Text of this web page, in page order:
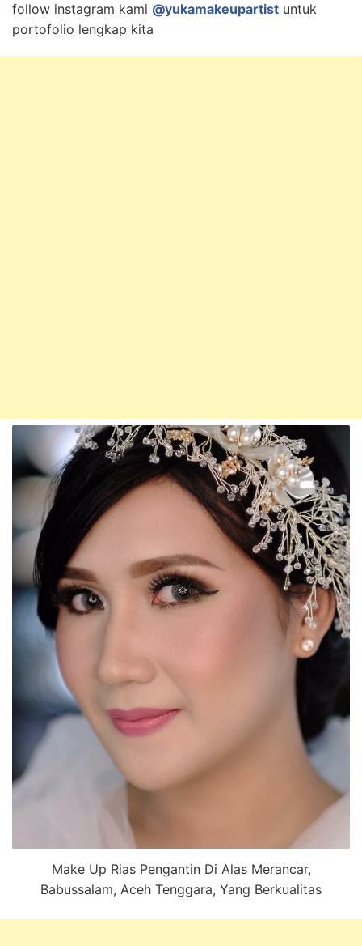
follow instagram kami @yukamakeupartist untuk
portofolio lengkap kita
Make Up Rias Pengantin Di Alas Merancar,
Babussalam, Aceh Tenggara, Yang Berkualitas